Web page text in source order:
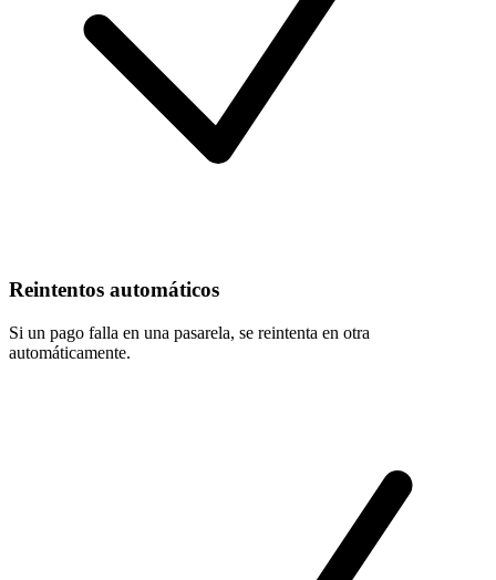
Reintentos automáticos
Si un pago falla en una pasarela, se reintenta en otra
automáticamente.